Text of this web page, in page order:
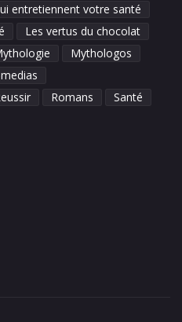
entretiennent votre santé
Les vertus du chocolat
Mythologos
Romans
Santé